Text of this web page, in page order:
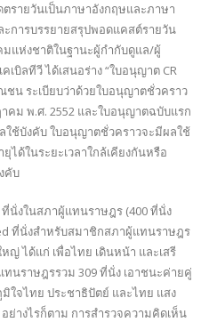
ตรายวันเป็นภาษาอังกฤษและภาษา
ะการบรรยายสรุปพอดแคสต์รายวัน
แห่งชาติในฐานะผู้กำกับดูแล/ผู้
บิลทีวี ได้เสนอร่าง “ใบอนุญาต CR
น ระเบียบว่าด้วยใบอนุญาตชั่วคราว
คม พ.ศ. 2552 และใบอนุญาตฉบับแรก
ช้บังคับ ใบอนุญาตชั่วคราวจะมีผลใช้
ได้ในระยะเวลาใกล้เคียงกันหรือ
คับ
นั่งในสภาผู้แทนราษฎร (400 ที่นั่ง
ที่นั่งสำหรับสมาชิกสภาผู้แทนราษฎร
ได้แก่ เพื่อไทย เดินหน้า และเสรี
นราษฎรรวม 309 ที่นั่ง เอาชนะค่ายคู่
ใจไทย ประชาธิปัตย์ และไทย แสง
ย่างไรก็ตาม การสำรวจความคิดเห็น